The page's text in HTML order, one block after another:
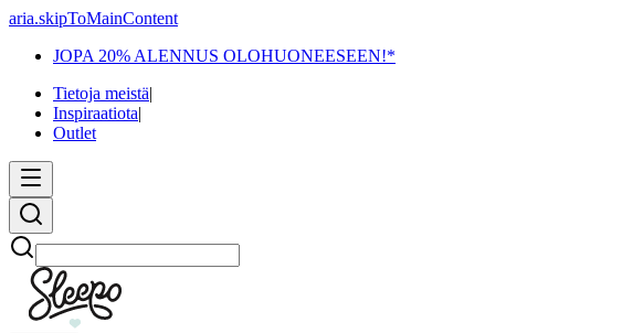
aria.skipToMainContent
JOPA 20% ALENNUS OLOHUONEESEEN!*
Tietoja meistä|
Inspiraatiota|
Outlet
Etsi